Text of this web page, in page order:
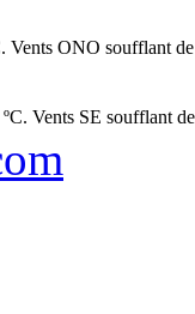
Vents ONO soufflant
Vents SE soufflant